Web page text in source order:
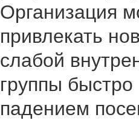
Организация
привлекать
слабой
группы быстро
падением